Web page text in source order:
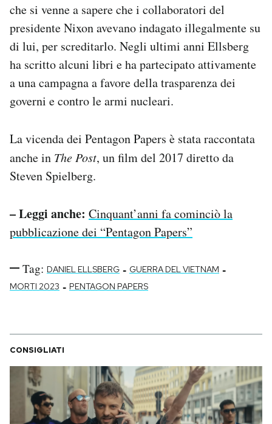
che si venne a sapere che i collaboratori del
presidente Nixon avevano indagato illegalmente su
di lui, per screditarlo. Negli ultimi anni Ellsberg
ha scritto alcuni libri e ha partecipato attivamente
a una campagna a favore della trasparenza dei
governi e contro le armi nucleari.
La vicenda dei Pentagon Papers è stata raccontata
anche in The Post, un film del 2017 diretto da
Steven Spielberg.
– Leggi anche: Cinquant’anni fa cominciò la
pubblicazione dei “Pentagon Papers”
Tag: DANIEL ELLSBERG - GUERRA DEL VIETNAM -
MORTI 2023 - PENTAGON PAPERS
CONSIGLIATI